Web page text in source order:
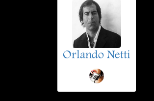
Orlando Netti